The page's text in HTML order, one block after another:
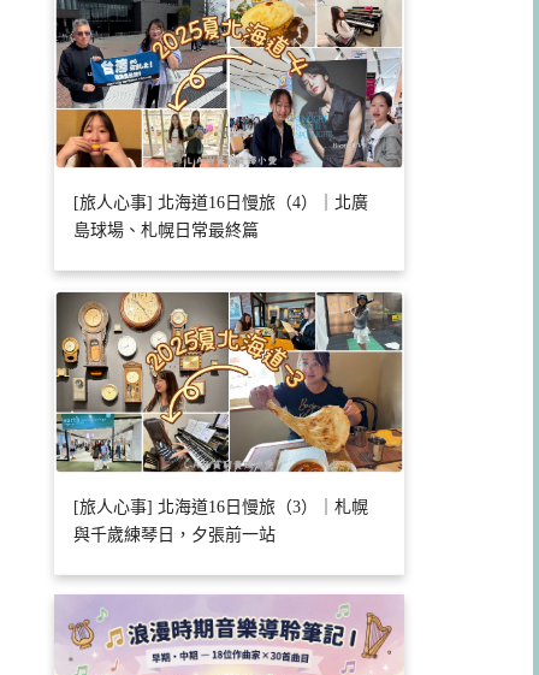
[旅人心事] 北海道16日慢旅（4）｜北廣
島球場、札幌日常最終篇
[旅人心事] 北海道16日慢旅（3）｜札幌
與千歲練琴日，夕張前一站